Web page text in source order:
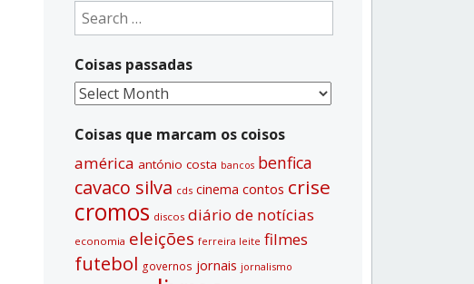
Search
for:
Coisas passadas
Coisas
Coisas que marcam os coisos
américa antónio costa bancos benfica
cavaco silva cds cinema contos crise
cromos discos diário de notí­cias
economia eleições ferreira leite filmes
futebol governos jornais jornalismo